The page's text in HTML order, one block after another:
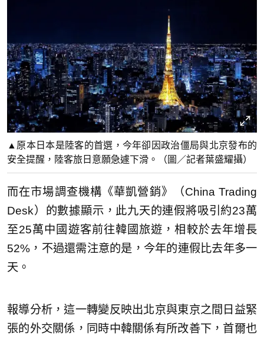
▲原本日本是陸客的首選，今年卻因政治僵局與北京發布的
安全提醒，陸客旅日意願急遽下滑。（圖／記者葉盛耀攝）
而在市場調查機構《華凱營銷》（China Trading
Desk）的數據顯示，此九天的連假將吸引約23萬
至25萬中國遊客前往韓國旅遊，相較於去年增長
52%，不過還需注意的是，今年的連假比去年多一
天。
報導分析，這一轉變反映出北京與東京之間日益緊
張的外交關係，同時中韓關係有所改善下，首爾也